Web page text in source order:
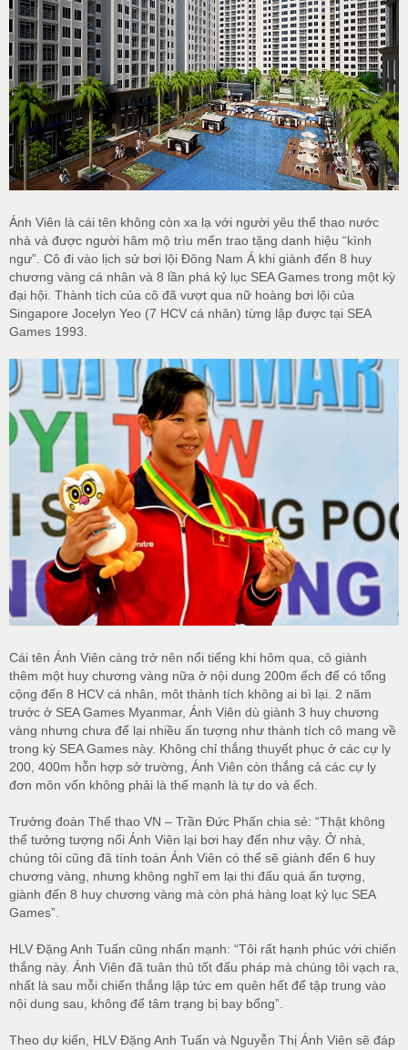
Ánh Viên là cái tên không còn xa lạ với người yêu thể thao nước
nhà và được người hâm mộ trìu mến trao tặng danh hiệu “kình
ngư”. Cô đi vào lịch sử bơi lội Đông Nam Á khi giành đến 8 huy
chương vàng cá nhân và 8 lần phá kỷ lục SEA Games trong một kỳ
đại hội. Thành tích của cô đã vượt qua nữ hoàng bơi lội của
Singapore Jocelyn Yeo (7 HCV cá nhân) từng lập được tại SEA
Games 1993.
Cái tên Ánh Viên càng trở nên nổi tiếng khi hôm qua, cô giành
thêm một huy chương vàng nữa ở nội dung 200m ếch để có tổng
cộng đến 8 HCV cá nhân, môt thành tích không ai bì lại. 2 năm
trước ở SEA Games Myanmar, Ánh Viên dù giành 3 huy chương
vàng nhưng chưa để lại nhiều ấn tượng như thành tích cô mang về
trong kỳ SEA Games này. Không chỉ thắng thuyết phục ở các cự ly
200, 400m hỗn hợp sở trường, Ánh Viên còn thắng cả các cự ly
đơn môn vốn không phải là thế mạnh là tự do và ếch.
Trưởng đoàn Thể thao VN – Trần Đức Phấn chia sẻ: “Thật không
thể tưởng tượng nổi Ánh Viên lại bơi hay đến như vậy. Ở nhà,
chúng tôi cũng đã tính toán Ánh Viên có thể sẽ giành đến 6 huy
chương vàng, nhưng không nghĩ em lại thi đấu quá ấn tượng,
giành đến 8 huy chương vàng mà còn phá hàng loạt kỷ lục SEA
Games”.
HLV Đặng Anh Tuấn cũng nhấn mạnh: “Tôi rất hạnh phúc với chiến
thắng này. Ánh Viên đã tuân thủ tốt đấu pháp mà chúng tôi vạch ra,
nhất là sau mỗi chiến thắng lập tức em quên hết để tập trung vào
nội dung sau, không để tâm trạng bị bay bổng”.
Theo dự kiến, HLV Đặng Anh Tuấn và Nguyễn Thị Ánh Viên sẽ đáp